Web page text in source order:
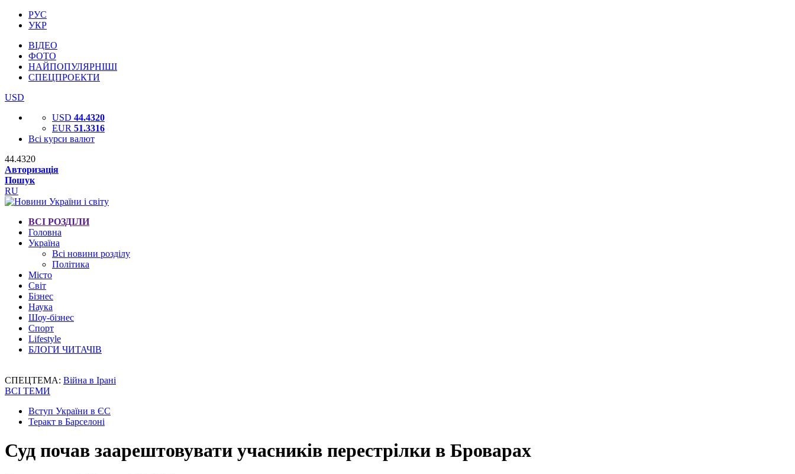
РУС
УКР
ВІДЕО
ФОТО
НАЙПОПУЛЯРНІШІ
СПЕЦПРОЕКТИ
USD
USD 44.4320
EUR 51.3316
Всі курси валют
44.4320
Авторизація
Пошук
RU
ВСІ РОЗДІЛИ
Головна
Україна
Всі новини розділу
Політика
Місто
Світ
Бізнес
Наука
Шоу-бізнес
Спорт
Lifestyle
БЛОГИ ЧИТАЧІВ
СПЕЦТЕМА: Війна в Ірані
ВСІ ТЕМИ
Вступ України в ЄС
Теракт в Барселоні
Суд почав заарештовувати учасників перестрілки в Броварах